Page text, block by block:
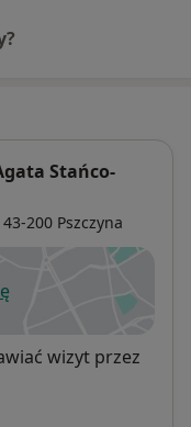
Stańco-
200 Pszczyna
się w nowej karcie
wizyt przez